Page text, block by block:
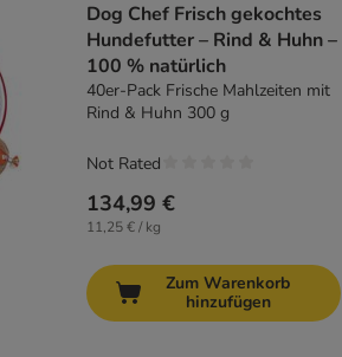
Dog Chef Frisch gekochtes
Hundefutter – Rind & Huhn –
100 % natürlich
40er-Pack Frische Mahlzeiten mit
Rind & Huhn 300 g
134,99 €
11,25 € / kg
Not Rated
Zum Warenkorb
hinzufügen